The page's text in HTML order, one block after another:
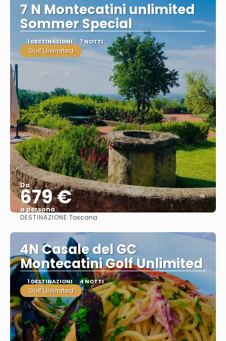
7 N Montecatini unlimited
Sommer Special
1 DESTINAZIONI 7 NOTTI
Golf Unlimited
Da
679 €
a persona
DESTINAZIONE:Toscana
4N Casale del GC
Montecatini Golf Unlimited
1 DESTINAZIONI 4 NOTTI
Golf Unlimited